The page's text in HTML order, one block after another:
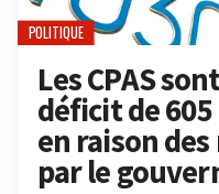
POLITIQUE
Les CPAS
déficit de
en raison
par le